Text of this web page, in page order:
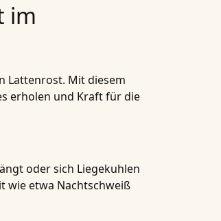
im
Lattenrost. Mit diesem
erholen und Kraft für die
oder sich Liegekuhlen
wie etwa Nachtschweiß